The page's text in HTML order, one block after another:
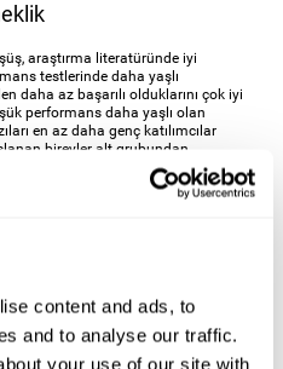
content and ads, to
and to analyse our traffic.
your use of our site with
araştırma literatüründe iyi
testlerinde daha yaşlı
daha az başarılı olduklarını çok iyi
performans daha yaşlı olan
en az daha genç katılımcılar
bireyler alt grubundan
bilimsel olarak araştırılmış ve yeni
yaşlı yetişkinlerin, genç adaylarla
dahası, genç ve düşük performanslı
düşünüp taşındıkran sonra genel
destekleyici bir stratejiyi
ortaya çıktığında beyin, nöro
çoklu kaynak esnekliğini bir kez
ki, beyin bu işlevsel çözüme